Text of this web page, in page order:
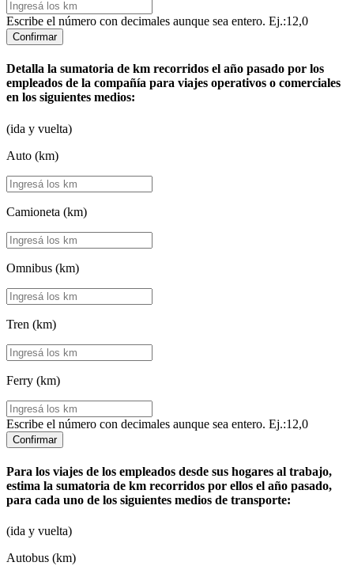
Escribe el número con decimales aunque sea entero. Ej.:12,0
Confirmar
Detalla la sumatoria de km recorridos el año pasado por los
empleados de la compañía para viajes operativos o comerciales
en los siguientes medios:
(ida y vuelta)
Auto (km)
Camioneta (km)
Omnibus (km)
Tren (km)
Ferry (km)
Escribe el número con decimales aunque sea entero. Ej.:12,0
Confirmar
Para los viajes de los empleados desde sus hogares al trabajo,
estima la sumatoria de km recorridos por ellos el año pasado,
para cada uno de los siguientes medios de transporte:
(ida y vuelta)
Autobus (km)